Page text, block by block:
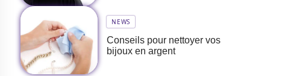
NEWS
Conseils pour nettoyer vos
bijoux en argent